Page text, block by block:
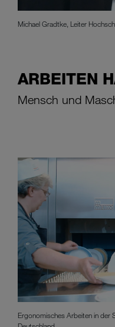
Michael Gradtke, Leiter
ARBEITEN
Mensch und
Ergonomisches Arbeiten in der